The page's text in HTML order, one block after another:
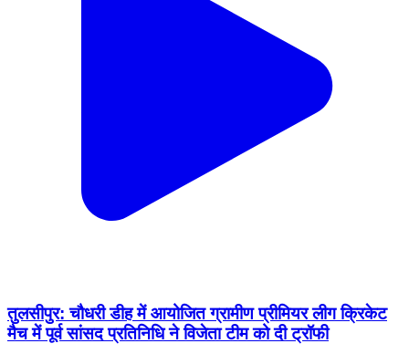
तुलसीपुर: चौधरी डीह में आयोजित ग्रामीण प्रीमियर लीग क्रिकेट
मैच में पूर्व सांसद प्रतिनिधि ने विजेता टीम को दी ट्रॉफी